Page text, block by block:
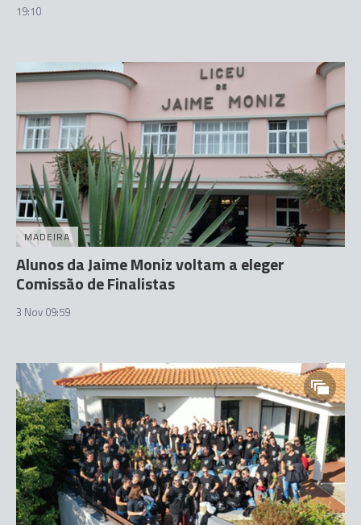
19:10
MADEIRA
Alunos da Jaime Moniz voltam a eleger
Comissão de Finalistas
3 Nov 09:59